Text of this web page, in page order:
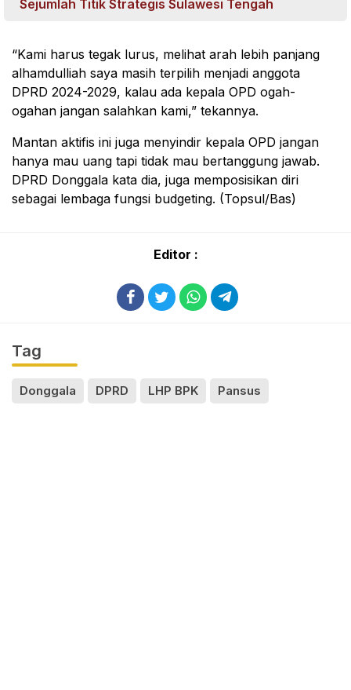
Sejumlah Titik Strategis Sulawesi Tengah
“Kami harus tegak lurus, melihat arah lebih panjang
alhamdulliah saya masih terpilih menjadi anggota
DPRD 2024-2029, kalau ada kepala OPD ogah-
ogahan jangan salahkan kami,” tekannya.
Mantan aktifis ini juga menyindir kepala OPD jangan
hanya mau uang tapi tidak mau bertanggung jawab.
DPRD Donggala kata dia, juga memposisikan diri
sebagai lembaga fungsi budgeting. (Topsul/Bas)
Editor :
Tag
Donggala DPRD LHP BPK Pansus